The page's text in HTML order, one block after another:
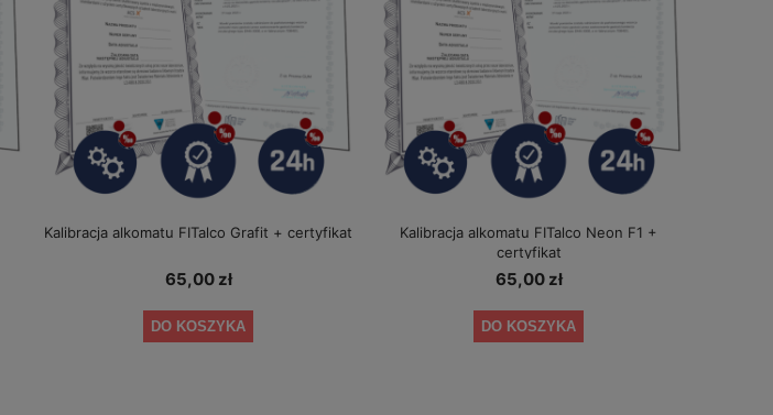
Kalibracja alkomatu FITalco Grafit + certyfikat
65,00 zł
DO KOSZYKA
Kalibracja alkomatu FITalco Neon F1 +
certyfikat
65,00 zł
DO KOSZYKA